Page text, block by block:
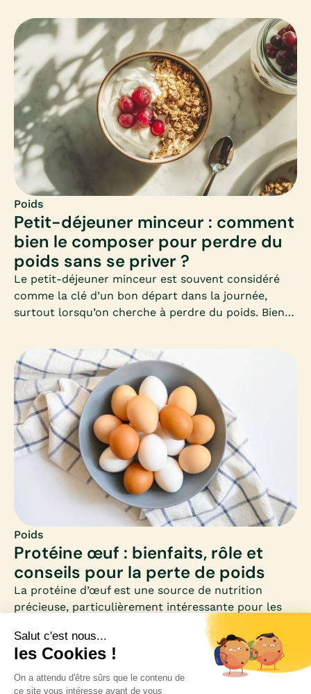
simplicité, les produits frais et les bonnes graisses.
Mais peut-il vraiment aider à maigrir ? Comment
l’adapter en hiver ? Voici un guide complet pour
comprendre et adopter ce mode d’alimentation
équilibré.
Poids
Petit-déjeuner minceur : comment
bien le composer pour perdre du
poids sans se priver ?
Le petit-déjeuner minceur est souvent considéré
comme la clé d’un bon départ dans la journée,
surtout lorsqu’on cherche à perdre du poids. Bien
stabiliser la glycémie et de favoriser un
métabolisme actif toute la matinée. Mais encore
faut-il savoir quels aliments privilégier et comment
équilibrer ce premier repas.
Poids
Protéine œuf : bienfaits, rôle et
conseils pour la perte de poids
La protéine d’œuf est une source de nutrition
précieuse, particulièrement intéressante pour les
femmes qui souhaitent perdre du poids. Riche en
acides aminés essentiels et faible en calories, elle
se distingue comme un allié minceur et santé.